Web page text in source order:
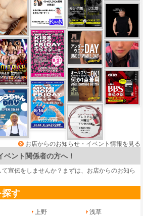
お店からのお知らせ・イベント情報を見る
ベント関係者の方へ！
宣伝をしませんか？まずは、 お店からのお知ら
探す
上野
浅草